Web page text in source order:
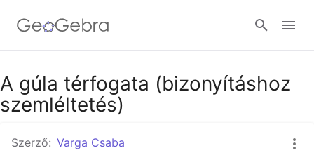
Google Classroom
A gúla térfogata (bizonyításhoz
szemléltetés)
Szerző: Varga Csaba